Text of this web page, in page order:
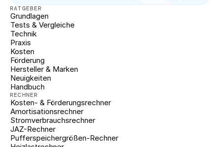
RATGEBER
Grundlagen
Tests & Vergleiche
Technik
Praxis
Kosten
Förderung
Hersteller & Marken
Neuigkeiten
Handbuch
RECHNER
Kosten- & Förderungsrechner
Amortisationsrechner
Stromverbrauchsrechner
JAZ-Rechner
Pufferspeichergrößen-Rechner